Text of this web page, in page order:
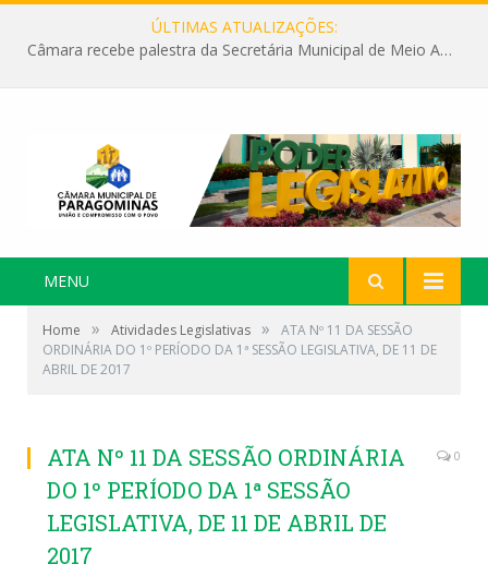
ÚLTIMAS ATUALIZAÇÕES:
Câmara recebe palestra da Secretária Municipal de Meio Ambiente sobre as ações da “SEMANA DO MEIO AMBIENTE”
MENU
Home » Atividades Legislativas »
ATA Nº 11 DA SESSÃO
ORDINÁRIA DO 1º PERÍODO DA 1ª SESSÃO LEGISLATIVA, DE 11 DE
ABRIL DE 2017
ATA Nº 11 DA SESSÃO ORDINÁRIA
DO 1º PERÍODO DA 1ª SESSÃO
LEGISLATIVA, DE 11 DE ABRIL DE
2017
0